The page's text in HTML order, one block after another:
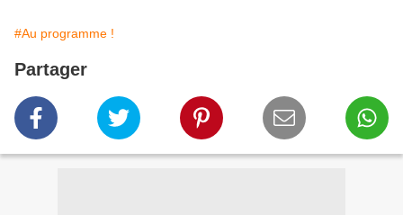
#Au programme !
Partager